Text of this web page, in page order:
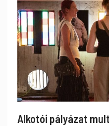
Alkotói pályázat